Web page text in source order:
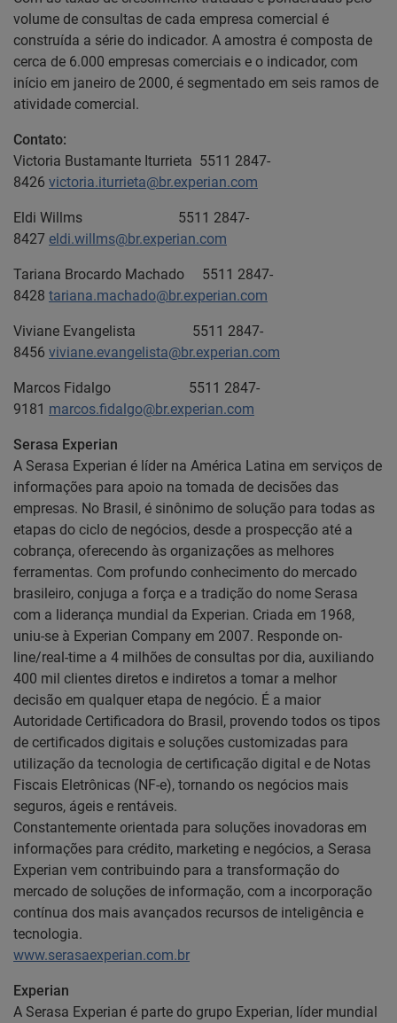
volume de consultas de cada empresa comercial é
construída a série do indicador. A amostra é composta de
cerca de 6.000 empresas comerciais e o indicador, com
início em janeiro de 2000, é segmentado em seis ramos de
atividade comercial.
Contato:
Victoria Bustamante Iturrieta 5511 2847-
8426 victoria.iturrieta@br.experian.com
Eldi Willms 5511 2847-
8427 eldi.willms@br.experian.com
Tariana Brocardo Machado 5511 2847-
8428 tariana.machado@br.experian.com
Viviane Evangelista 5511 2847-
8456 viviane.evangelista@br.experian.com
Marcos Fidalgo 5511 2847-
9181 marcos.fidalgo@br.experian.com
Serasa Experian
A Serasa Experian é líder na América Latina em serviços de
informações para apoio na tomada de decisões das
empresas. No Brasil, é sinônimo de solução para todas as
etapas do ciclo de negócios, desde a prospecção até a
cobrança, oferecendo às organizações as melhores
ferramentas. Com profundo conhecimento do mercado
brasileiro, conjuga a força e a tradição do nome Serasa
com a liderança mundial da Experian. Criada em 1968,
uniu-se à Experian Company em 2007. Responde on-
line/real-time a 4 milhões de consultas por dia, auxiliando
400 mil clientes diretos e indiretos a tomar a melhor
decisão em qualquer etapa de negócio. É a maior
Autoridade Certificadora do Brasil, provendo todos os tipos
de certificados digitais e soluções customizadas para
utilização da tecnologia de certificação digital e de Notas
Fiscais Eletrônicas (NF-e), tornando os negócios mais
seguros, ágeis e rentáveis.
Constantemente orientada para soluções inovadoras em
informações para crédito, marketing e negócios, a Serasa
Experian vem contribuindo para a transformação do
mercado de soluções de informação, com a incorporação
contínua dos mais avançados recursos de inteligência e
tecnologia.
www.serasaexperian.com.br
Experian
A Serasa Experian é parte do grupo Experian, líder mundial